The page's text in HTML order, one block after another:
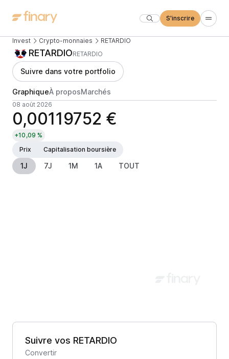
S'inscrire
Invest Crypto-monnaies RETARDIO
RETARDIORETARDIO
Suivre dans votre portfolio
GraphiqueÀ proposMarchés
08 août 2026
0,00119752 €
+10,09 %
Prix
Capitalisation boursière
1J 7J 1M 1A TOUT
Suivre vos RETARDIO
Convertir